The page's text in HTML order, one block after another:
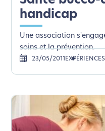
handicap
Une association
soins et la prévention.
23/05/2011